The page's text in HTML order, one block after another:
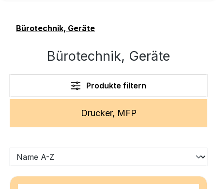
Bürotechnik, Geräte
Bürotechnik, Geräte
Produkte filtern
Drucker, MFP